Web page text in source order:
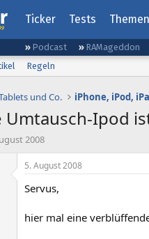
Ticker Tests Themen
Podcast RAMageddon
Regeln
und Co. iPhone, iPod,
Umtausch-Ipod
2008
5. August 2008
Servus,
hier mal eine